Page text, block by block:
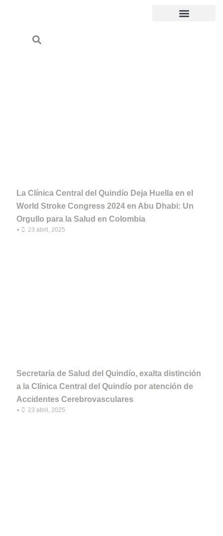
La Clínica Central del Quindío Deja Huella en el
World Stroke Congress 2024 en Abu Dhabi: Un
Orgullo para la Salud en Colombia
• 23 abril, 2025
Secretaría de Salud del Quindío, exalta distinción
a la Clínica Central del Quindío por atención de
Accidentes Cerebrovasculares
• 23 abril, 2025